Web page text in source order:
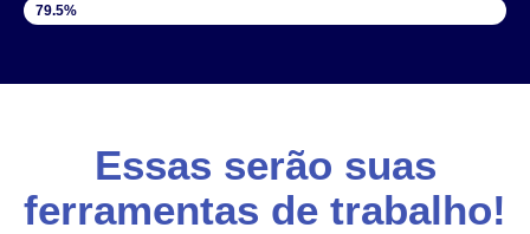
VAGAS DISPONÍVEIS
79.5%
Essas serão suas
ferramentas de trabalho!